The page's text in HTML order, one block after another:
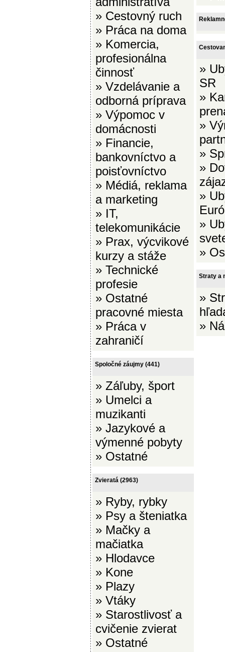
» Cestovný ruch
» Práca na doma
» Komercia,
profesionálna
činnosť
» Vzdelávanie a
odborná príprava
» Výpomoc v
domácnosti
» Financie,
bankovníctvo a
poisťovníctvo
» Médiá, reklama
a marketing
» IT,
telekomunikácie
» Prax, výcvikové
kurzy a stáže
» Technické
profesie
» Ostatné
pracovné miesta
» Práca v
zahraničí
Spoločné záujmy(441)
» Záľuby, šport
» Umelci a
muzikanti
» Jazykové a
výmenné pobyty
» Ostatné
Zvieratá(2963)
» Ryby, rybky
» Psy a šteniatka
» Mačky a
mačiatka
» Hlodavce
» Kone
» Plazy
» Vtáky
» Starostlivosť a
cvičenie zvierat
» Ostatné
»
SR
»
»
»
»
»
»
»
Straty a
»
»